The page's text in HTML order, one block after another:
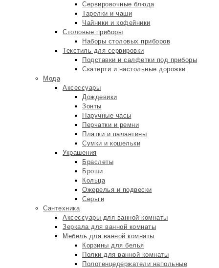
Сервировочные блюда
Тарелки и чаши
Чайники и кофейники
Столовые приборы
Наборы столовых приборов
Текстиль для сервировки
Подставки и салфетки под приборы
Скатерти и настольные дорожки
Мода
Аксессуары
Дождевики
Зонты
Наручные часы
Перчатки и ремни
Платки и палантины
Сумки и кошельки
Украшения
Браслеты
Броши
Кольца
Ожерелья и подвески
Серьги
Сантехника
Аксессуары для ванной комнаты
Зеркала для ванной комнаты
Мебель для ванной комнаты
Корзины для белья
Полки для ванной комнаты
Полотенцедержатели напольные